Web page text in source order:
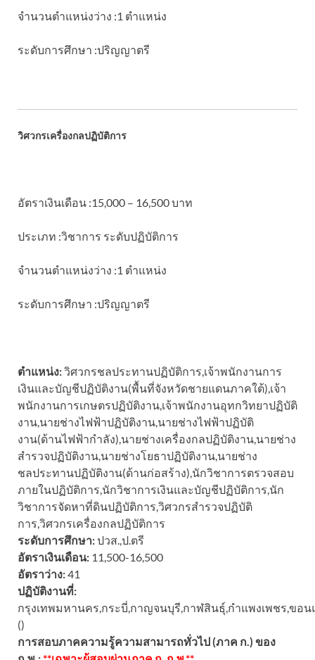
จำนวนตำแหน่งว่าง :1 ตำแหน่ง
ระดับการศึกษา :ปริญญาตรี
วิศวกรเครื่องกลปฏิบัติการ
อัตราเงินเดือน :15,000 – 16,500 บาท
ประเภท :วิชาการ ระดับปฏิบัติการ
จำนวนตำแหน่งว่าง :1 ตำแหน่ง
ระดับการศึกษา :ปริญญาตรี
ตำแหน่ง:วิศวกรชลประทานปฏิบัติการ,เจ้าพนักงานการ
เงินและบัญชีปฏิบัติงาน(พื้นที่จังหวัดชายแดนภาคใต้),เจ้า
พนักงานการเกษตรปฏิบัติงาน,เจ้าพนักงานอุทกวิทยาปฏิบัติ
งาน,นายช่างไฟฟ้าปฏิบัติงาน,นายช่างไฟฟ้าปฏิบัติ
งาน(ด้านไฟฟ้ากำลัง),นายช่างเครื่องกลปฏิบัติงาน,นายช่าง
สำรวจปฏิบัติงาน,นายช่างโยธาปฏิบัติงาน,นายช่าง
ชลประทานปฏิบัติงาน(ด้านก่อสร้าง),นักวิชาการตรวจสอบ
ภายในปฏิบัติการ,นักวิชาการเงินและบัญชีปฏิบัติการ,นัก
วิชาการจัดหาที่ดินปฏิบัติการ,วิศวกรสำรวจปฏิบัติ
การ,วิศวกรเครื่องกลปฏิบัติการ
ระดับการศึกษา:ปวส.,ป.ตรี
อัตราเงินเดือน: 11,500-16,500
อัตราว่าง:41
ปฏิบัติงานที่:
กรุงเทพมหานคร,กระบี่,กาญจนบุรี,กาฬสินธุ์,กำแพงเพชร,ขอ
()
การสอบภาคความรู้ความสามารถทั่วไป (ภาค ก.) ของ